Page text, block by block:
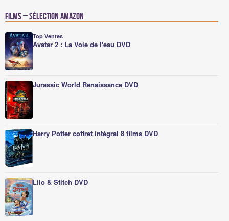
Films – Sélection Amazon
Top Ventes
Avatar 2 : La Voie de l'eau DVD
Jurassic World Renaissance DVD
Harry Potter coffret intégral 8 films DVD
Lilo & Stitch DVD